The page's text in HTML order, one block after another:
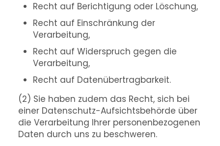
Recht auf Berichtigung oder Löschung,
Recht auf Einschränkung der
Verarbeitung,
Recht auf Widerspruch gegen die
Verarbeitung,
Recht auf Datenübertragbarkeit.
(2) Sie haben zudem das Recht, sich bei
einer Datenschutz-Aufsichtsbehörde über
die Verarbeitung Ihrer personenbezogenen
Daten durch uns zu beschweren.